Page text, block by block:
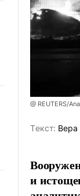
@ REUTERS/
Tекст: Вера
и